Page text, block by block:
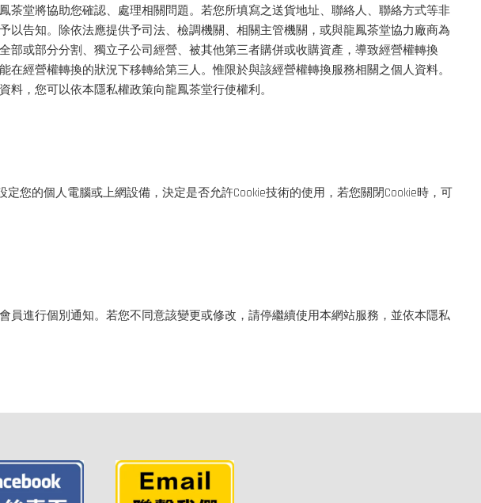
堂將協助您確認、處理相關問題。若您所填寫之送貨地址、聯絡人、聯絡方式等非
告知。除依法應提供予司法、檢調機關、相關主管機關，或與龍鳳茶堂協力廠商為
或部分分割、獨立子公司經營、被其他第三者購併或收購資產，導致經營權轉換
經營權轉換的狀況下移轉給第三人。惟限於與該經營權轉換服務相關之個人資料。
，您可以依本隱私權政策向龍鳳茶堂行使權利。
您的個人電腦或上網設備，決定是否允許Cookie技術的使用，若您關閉Cookie時，可
進行個別通知。若您不同意該變更或修改，請停繼續使用本網站服務，並依本隱私